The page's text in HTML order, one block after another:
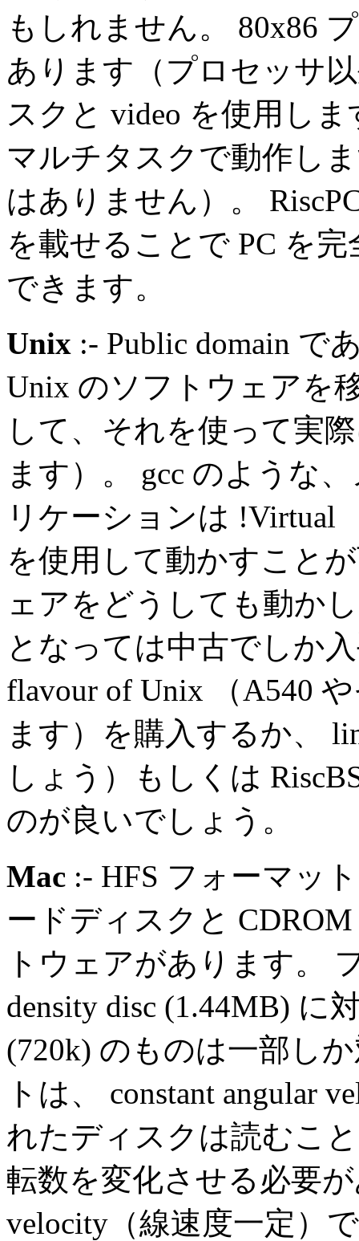
もしれません。 80x86
あります（プロセッサ
スクと video を使用し
マルチタスクで動作し
はありません）。
を載せることで PC を
できます。
Unix :- Public domain で
Unix のソフトウェアを
して、それを使って実
ます）。 gcc のような
リケーションは !Virtual
を使用して動かすこと
ェアをどうしても動か
となっては中古でしか
flavour of Unix （A540
ます）を購入するか、
しょう）もしくは
のが良いでしょう。
Mac :- HFS フォーマッ
ードディスクと
トウェアがあります。
density disc (1.44MB) に
(720k) のものは一部し
トは、 constant angular
れたディスクは読むこ
転数を変化させる必要が
velocity（線速度一定）